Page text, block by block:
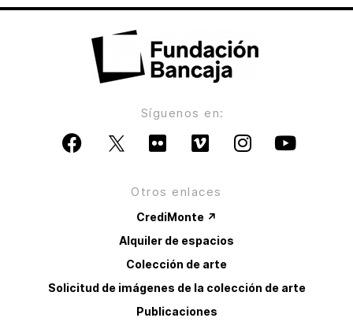
Síguenos en:
Otros enlaces
CrediMonte ↗
Alquiler de espacios
Colección de arte
Solicitud de imágenes de la colección de arte
Publicaciones